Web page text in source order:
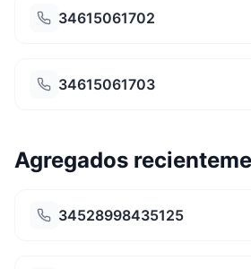
34615061702
34615061703
Agregados
34528998435125